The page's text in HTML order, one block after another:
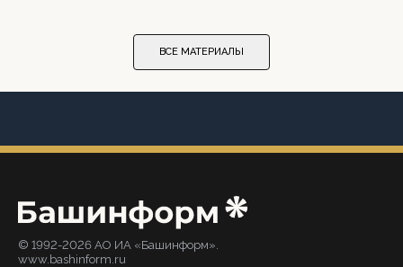
ВСЕ МАТЕРИАЛЫ
© 1992-2026 АО ИА «Башинформ».
www.bashinform.ru